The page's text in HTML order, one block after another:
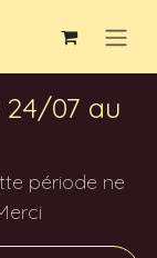
24/07 au
période ne